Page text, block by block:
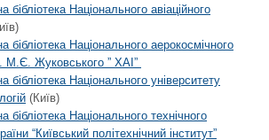
бібліотека Національного авіаційного
бібліотека Національного аерокосмічного
М.Є. Жуковського ” ХАІ”
бібліотека Національного університету
(Київ)
бібліотекаНаціонального технічного
“Київський політехнічний інститут”